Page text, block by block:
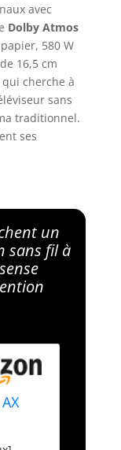
avec
Dolby Atmos
580 W
16,5 cm
cherche à
sans
traditionnel.
ses
un
sans fil à